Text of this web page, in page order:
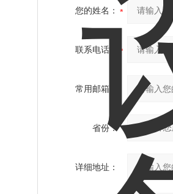
您的姓名：
联系电话：
常用邮箱：
省份：
详细地址：